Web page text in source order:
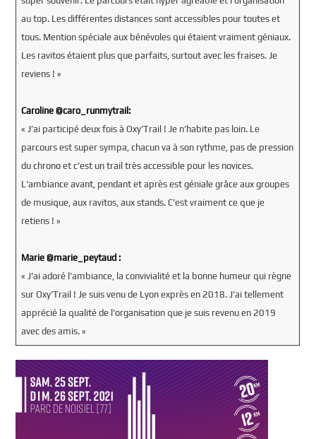
au top. Les différentes distances sont accessibles pour toutes et
tous. Mention spéciale aux bénévoles qui étaient vraiment géniaux.
Les ravitos étaient plus que parfaits, surtout avec les fraises. Je
reviens ! »
Caroline @caro_runmytrail:
« J’ai participé deux fois à Oxy’Trail ! Je n’habite pas loin. Le
parcours est super sympa, chacun va à son rythme, pas de pression
du chrono et c’est un trail très accessible pour les novices.
L’ambiance avant, pendant et après est géniale grâce aux groupes
de musique, aux ravitos, aux stands. C’est vraiment ce que je
retiens ! »
Marie @marie_peytaud :
« J’ai adoré l’ambiance, la convivialité et la bonne humeur qui règne
sur Oxy’Trail ! Je suis venu de Lyon exprès en 2018. J’ai tellement
apprécié la qualité de l’organisation que je suis revenu en 2019
avec des amis. »